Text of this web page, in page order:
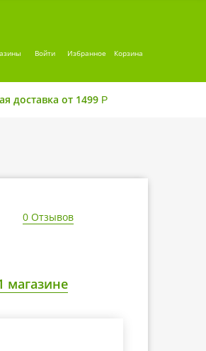
Войти Избранное Корзина
доставка от 1499 Р
0 Отзывов
магазине